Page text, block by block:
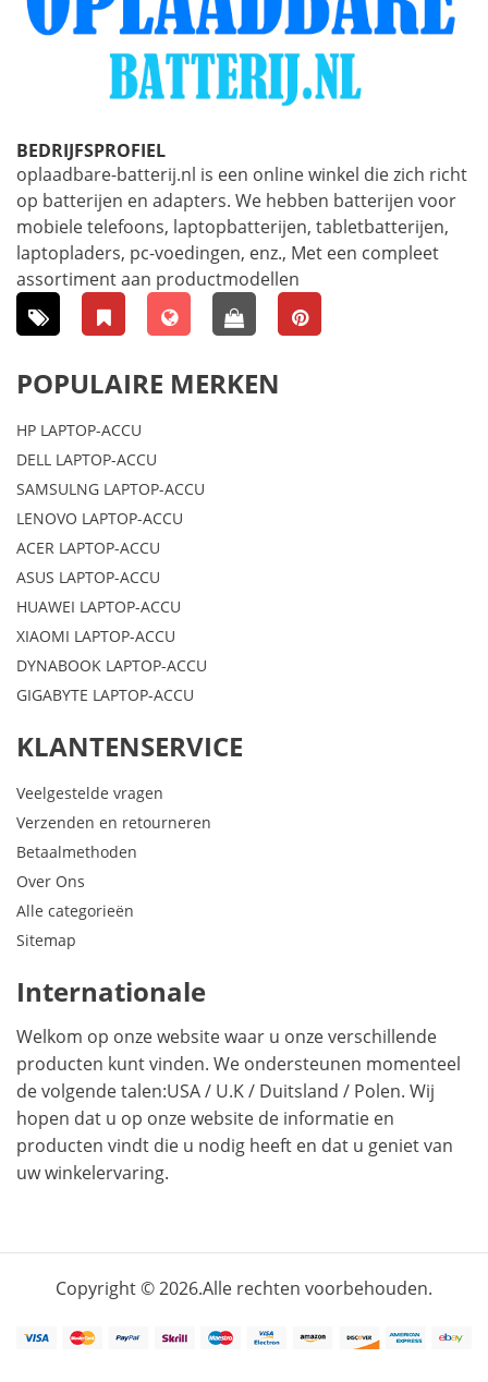
BEDRIJFSPROFIEL
oplaadbare-batterij.nl is een online winkel die zich richt
op batterijen en adapters. We hebben batterijen voor
mobiele telefoons, laptopbatterijen, tabletbatterijen,
laptopladers, pc-voedingen, enz., Met een compleet
assortiment aan productmodellen
POPULAIRE MERKEN
HP LAPTOP-ACCU
DELL LAPTOP-ACCU
SAMSULNG LAPTOP-ACCU
LENOVO LAPTOP-ACCU
ACER LAPTOP-ACCU
ASUS LAPTOP-ACCU
HUAWEI LAPTOP-ACCU
XIAOMI LAPTOP-ACCU
DYNABOOK LAPTOP-ACCU
GIGABYTE LAPTOP-ACCU
KLANTENSERVICE
Veelgestelde vragen
Verzenden en retourneren
Betaalmethoden
Over Ons
Alle categorieën
Sitemap
Internationale
Welkom op onze website waar u onze verschillende
producten kunt vinden. We ondersteunen momenteel
de volgende talen:USA/ U.K/ Duitsland / Polen. Wij
hopen dat u op onze website de informatie en
producten vindt die u nodig heeft en dat u geniet van
uw winkelervaring.
Copyright © 2026.Alle rechten voorbehouden.